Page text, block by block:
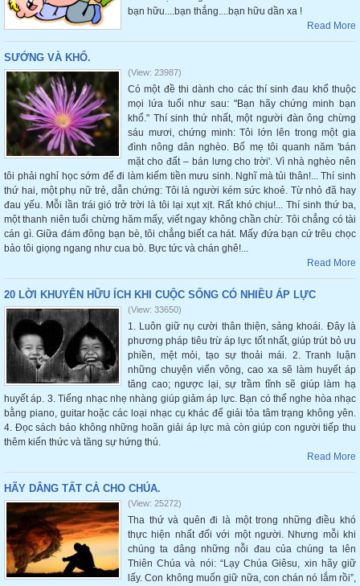
bạn hữu....bạn thắng....bạn hữu dần xa !
Read More
SƯỚNG VÀ KHỔ.
(View: 23987)
Có một đề thi dành cho các thí sinh đau khổ thuộc
mọi lứa tuổi như sau: "Bạn hãy chứng minh bạn
khổ." Thí sinh thứ nhất, một người đàn ông chừng
sáu mươi, chứng minh: Tôi lớn lên trong một gia
đình nông dân nghèo. Bố mẹ tôi quanh năm 'bán
mặt cho đất – bán lưng cho trời'. Vì nhà nghèo nên
tôi phải nghỉ học sớm để đi làm kiếm tiền mưu sinh. Nghĩ mà tủi thân!... Thí sinh
thứ hai, một phụ nữ trẻ, dẫn chứng: Tôi là người kém sức khoẻ. Từ nhỏ đã hay
đau yếu. Mỗi lần trái gió trở trời là tôi lại xụt xịt. Rất khó chịu!... Thí sinh thứ ba,
một thanh niên tuổi chừng hăm mấy, viết ngay không chần chừ: Tôi chẳng có tài
cán gì. Giữa đám đông bạn bè, tôi chẳng biết ca hát. Mấy đứa bạn cứ trêu chọc
bảo tôi giọng ngang như cua bò. Bực tức và chán ghê!...
Read More
20 LỜI KHUYÊN HỮU ÍCH KHI CUỘC SỐNG CÓ NHIỀU ÁP LỰC
(View: 33650)
1. Luôn giữ nụ cười thân thiện, sảng khoái. Đây là
phương pháp tiêu trừ áp lực tốt nhất, giúp trút bỏ ưu
phiền, mệt mỏi, tạo sự thoải mái. 2. Tranh luận
những chuyện viển vông, cao xa sẽ làm huyết áp
tăng cao; ngược lại, sự trầm tĩnh sẽ giúp làm hạ
huyết áp. 3. Tiếng nhạc nhẹ nhàng giúp giảm áp lực. Bạn có thể nghe hòa nhạc
bằng piano, guitar hoặc các loại nhạc cụ khác để giải tỏa tâm trạng không yên.
4. Đọc sách báo không những hoãn giải áp lực mà còn giúp con người tiếp thu
thêm kiến thức và tăng sự hứng thú.
Read More
HÃY DÂNG TẤT CẢ CHO CHÚA.
(View: 25272)
Tha thứ và quên đi là một trong những điều khó
thực hiện nhất đối với một người. Nhưng mỗi khi
chúng ta dâng những nỗi đau của chúng ta lên
Thiên Chúa và nói: “Lạy Chúa Giêsu, xin hãy giữ
lấy. Con không muốn giữ nữa, con chán nó lắm rồi”,